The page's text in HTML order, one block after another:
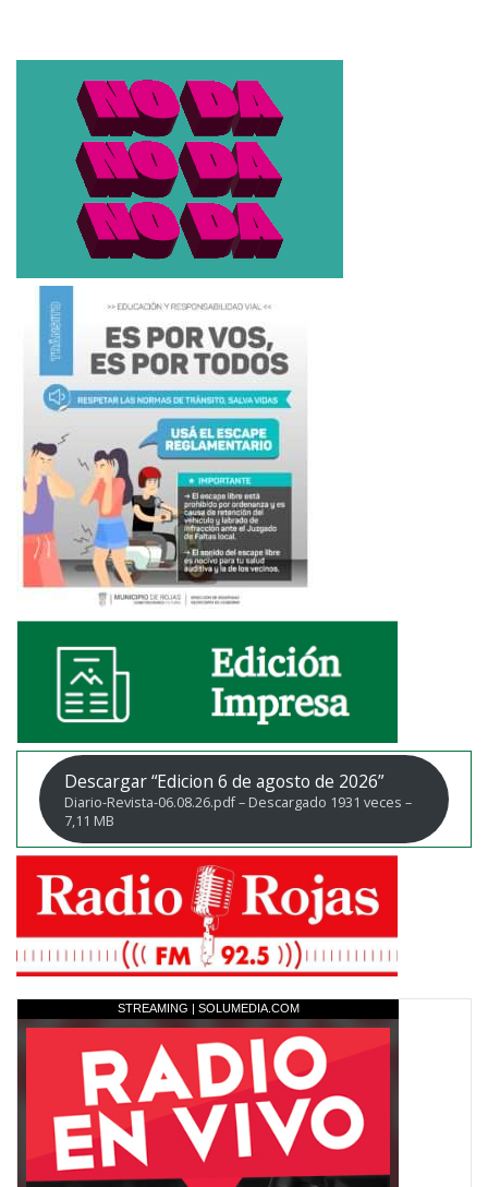
Descargar “Edicion 6 de agosto de 2026”
Diario-Revista-06.08.26.pdf – Descargado 1931 veces –
7,11 MB